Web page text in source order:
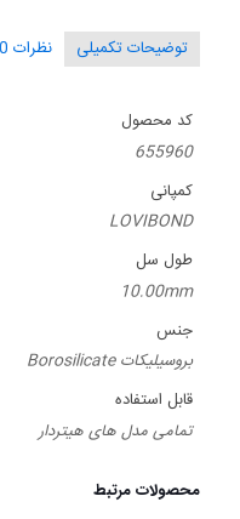
توضیحات تکمیلی نظرات 0
کد محصول
655960
کمپانی
LOVIBOND
طول سل
10.00mm
جنس
بروسیلیکات Borosilicate
قابل استفاده
تمامی مدل های هیتردار
محصولات مرتبط